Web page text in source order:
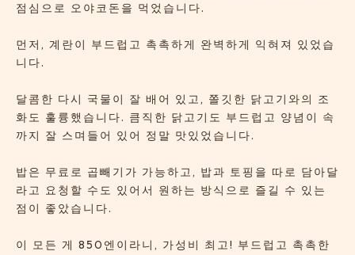
점심으로 오야코돈을 먹었습니다.
먼저, 계란이 부드럽고 촉촉하게 완벽하게 익혀져 있었습
니다.
달콤한 다시 국물이 잘 배어 있고, 쫄깃한 닭고기와의 조
화도 훌륭했습니다. 큼직한 닭고기도 부드럽고 양념이 속
까지 잘 스며들어 있어 정말 맛있었습니다.
밥은 무료로 곱빼기가 가능하고, 밥과 토핑을 따로 담아달
라고 요청할 수도 있어서 원하는 방식으로 즐길 수 있는
점이 좋았습니다.
이 모든 게 850엔이라니, 가성비 최고! 부드럽고 촉촉한